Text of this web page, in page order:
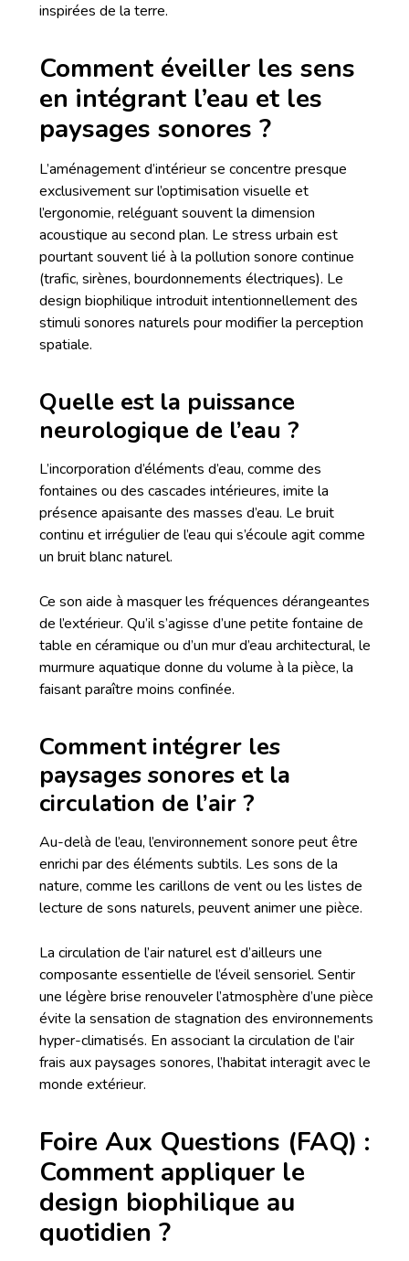
inspirées de la terre.
Comment éveiller les sens
en intégrant l’eau et les
paysages sonores ?
L’aménagement d’intérieur se concentre presque
exclusivement sur l’optimisation visuelle et
l’ergonomie, reléguant souvent la dimension
acoustique au second plan. Le stress urbain est
pourtant souvent lié à la pollution sonore continue
(trafic, sirènes, bourdonnements électriques). Le
design biophilique introduit intentionnellement des
stimuli sonores naturels pour modifier la perception
spatiale.
Quelle est la puissance
neurologique de l’eau ?
L’incorporation d’éléments d’eau, comme des
fontaines ou des cascades intérieures, imite la
présence apaisante des masses d’eau. Le bruit
continu et irrégulier de l’eau qui s’écoule agit comme
un bruit blanc naturel.
Ce son aide à masquer les fréquences dérangeantes
de l’extérieur. Qu’il s’agisse d’une petite fontaine de
table en céramique ou d’un mur d’eau architectural, le
murmure aquatique donne du volume à la pièce, la
faisant paraître moins confinée.
Comment intégrer les
paysages sonores et la
circulation de l’air ?
Au-delà de l’eau, l’environnement sonore peut être
enrichi par des éléments subtils. Les sons de la
nature, comme les carillons de vent ou les listes de
lecture de sons naturels, peuvent animer une pièce.
La circulation de l’air naturel est d’ailleurs une
composante essentielle de l’éveil sensoriel. Sentir
une légère brise renouveler l’atmosphère d’une pièce
évite la sensation de stagnation des environnements
hyper-climatisés. En associant la circulation de l’air
frais aux paysages sonores, l’habitat interagit avec le
monde extérieur.
Foire Aux Questions (FAQ) :
Comment appliquer le
design biophilique au
quotidien ?